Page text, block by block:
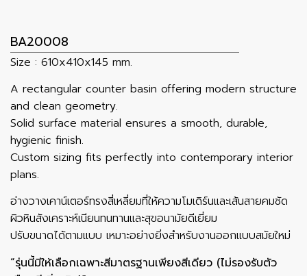
BA20008
Size : 610x410x145 mm.
A rectangular counter basin offering modern structure
and clean geometry.
Solid surface material ensures a smooth, durable,
hygienic finish.
Custom sizing fits perfectly into contemporary interior
plans.
อ่างวางเคาน์เตอร์ทรงสี่เหลี่ยมที่ให้ความโมเดิร์นและเส้นสายคมชัด
ผิวหินสังเคราะห์เนียนทนทานและสุขอนามัยดีเยี่ยม
ปรับขนาดได้ตามแบบ เหมาะอย่างยิ่งสำหรับงานออกแบบสมัยใหม่
“รุ่นนี้มีให้เลือกเฉพาะสีมาตรฐานเพียงสีเดียว (ไม่รองรับตัว